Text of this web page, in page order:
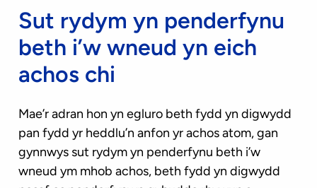
Sut rydym yn penderfynu
beth i’w wneud yn eich
achos chi
Mae’r adran hon yn egluro beth fydd yn digwydd
pan fydd yr heddlu’n anfon yr achos atom, gan
gynnwys sut rydym yn penderfynu beth i’w
wneud ym mhob achos, beth fydd yn digwydd